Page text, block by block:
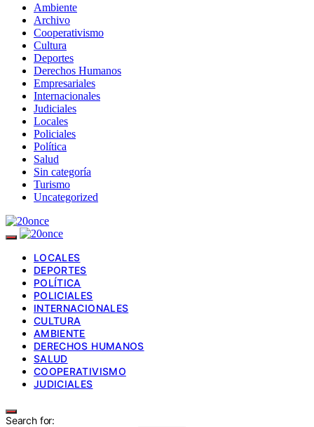
Ambiente
Archivo
Cooperativismo
Cultura
Deportes
Derechos Humanos
Empresariales
Internacionales
Judiciales
Locales
Policiales
Política
Salud
Sin categoría
Turismo
Uncategorized
LOCALES
DEPORTES
POLÍTICA
POLICIALES
INTERNACIONALES
CULTURA
AMBIENTE
DERECHOS HUMANOS
SALUD
COOPERATIVISMO
JUDICIALES
Search for: